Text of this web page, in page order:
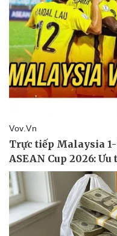
Pháp luật
Vụ án
Tin nóng